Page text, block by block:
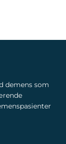
demens som